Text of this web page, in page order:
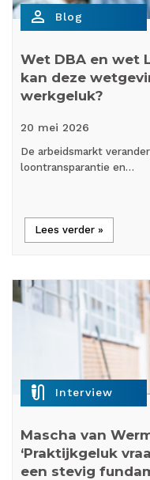
person_outline Blog
Wet DBA en wet
kan deze
werkgeluk?
20 mei 2026
De arbeidsmarkt
loontransparantie en…
Lees verder »
mic_external_on Interview
Mascha van
‘Praktijkgeluk
een stevig